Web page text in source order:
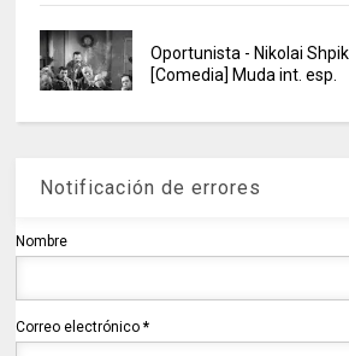
Oportunista - Nikolai
[Comedia] Muda int. esp.
Notificación de errores
Nombre
Correo electrónico*